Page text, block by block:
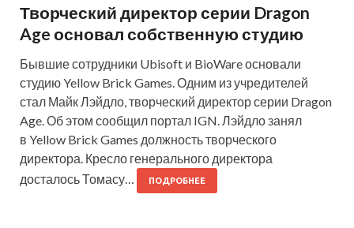
Творческий директор серии Dragon
Age основал собственную студию
Бывшие сотрудники Ubisoft и BioWare основали
студию Yellow Brick Games. Одним из учредителей
стал Майк Лэйдло, творческий директор серии Dragon
Age. Об этом сообщил портал IGN. Лэйдло занял
в Yellow Brick Games должность творческого
директора. Кресло генерального директора
досталось Томасу…
ПОДРОБНЕЕ